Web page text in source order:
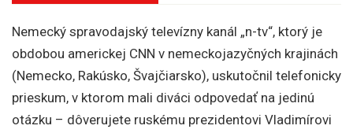
Nemecký spravodajský televízny kanál „n-tv“, ktorý je
obdobou americkej CNN v nemeckojazyčných krajinách
(Nemecko, Rakúsko, Švajčiarsko), uskutočnil telefonicky
prieskum, v ktorom mali diváci odpovedať na jedinú
otázku – dôverujete ruskému prezidentovi Vladimírovi